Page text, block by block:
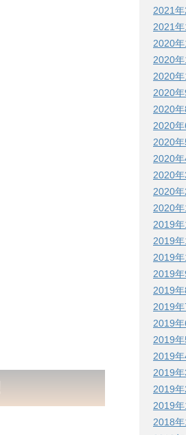
2021年
2021年
2020年
2020年
2020年
2020年
2020年
2020年
2020年
2020年
2020年
2020年
2020年
2019年
2019年
2019年
2019年
2019年
2019年
2019年
2019年
2019年
2019年
2019年
2019年
2018年